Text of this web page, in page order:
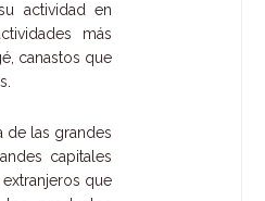
actividad en
más
canastos que
de las grandes
capitales
que